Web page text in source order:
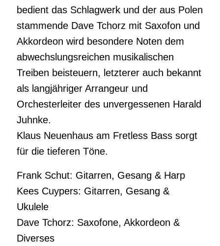
bedient das Schlagwerk und der aus Polen
stammende Dave Tchorz mit Saxofon und
Akkordeon wird besondere Noten dem
abwechslungsreichen musikalischen
Treiben beisteuern, letzterer auch bekannt
als langjähriger Arrangeur und
Orchesterleiter des unvergessenen Harald
Juhnke.
Klaus Neuenhaus am Fretless Bass sorgt
für die tieferen Töne.
Frank Schut: Gitarren, Gesang & Harp
Kees Cuypers: Gitarren, Gesang &
Ukulele
Dave Tchorz: Saxofone, Akkordeon &
Diverses